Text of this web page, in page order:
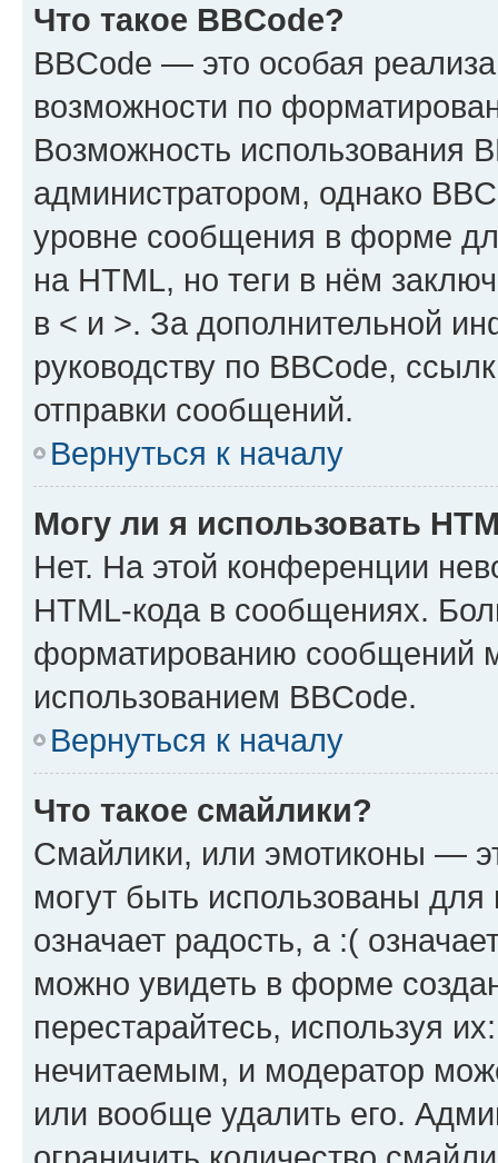
Что такое BBCode?
BBCode — это особая
возможности по
Возможность использования
администратором, однако
уровне сообщения в форме
на HTML, но теги в нём
в < и >. За дополнительной
руководству по BBCode,
отправки сообщений.
Вернуться к началу
Могу ли я использовать
Нет. На этой конференции
HTML-кода в сообщениях.
форматированию сообщений
использованием BBCode.
Вернуться к началу
Что такое смайлики?
Смайлики, или эмотиконы —
могут быть использованы
означает радость, а :(
можно увидеть в форме
перестарайтесь, используя
нечитаемым, и модератор
или вообще удалить его.